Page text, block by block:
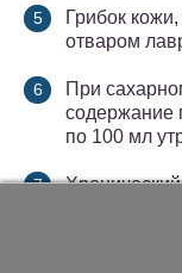
Грибок
отваром
При
содержание
по 100 мл